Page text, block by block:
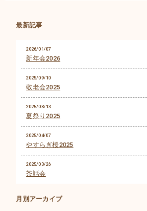
最新記事
2026/01/07
新年会2026
2025/09/10
敬老会2025
2025/08/13
夏祭り2025
2025/04/07
やすらぎ桜2025
2025/03/26
茶話会
月別アーカイブ